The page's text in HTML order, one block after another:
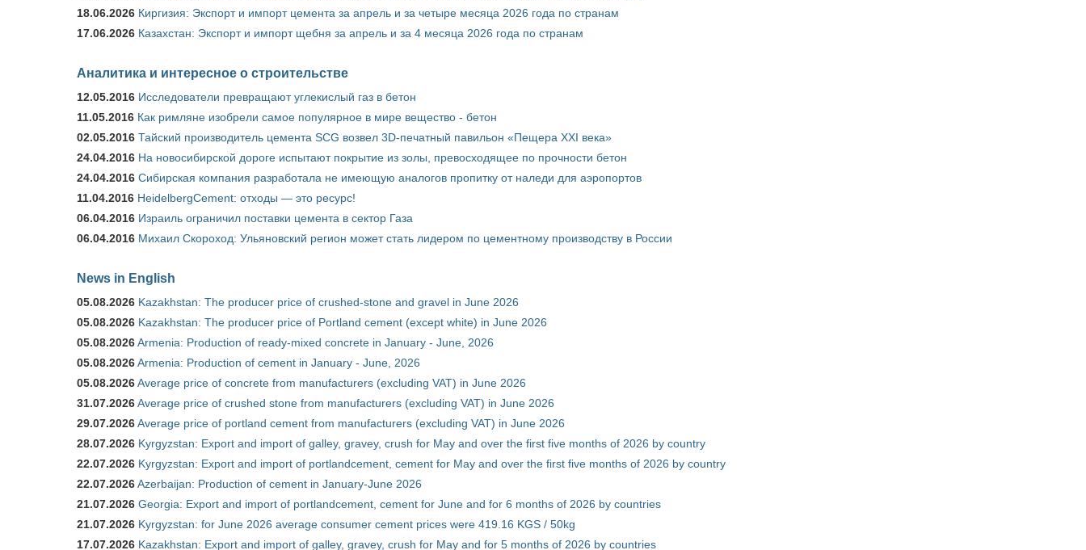
18.06.2026 Киргизия: Экспорт и импорт цемента за апрель и за четыре месяца 2026 года по странам
17.06.2026 Казахстан: Экспорт и импорт щебня за апрель и за 4 месяца 2026 года по странам
Аналитика и интересное о строительстве
12.05.2016 Исследователи превращают углекислый газ в бетон
11.05.2016 Как римляне изобрели самое популярное в мире вещество - бетон
02.05.2016 Тайский производитель цемента SCG возвел 3D-печатный павильон «Пещера XXI века»
24.04.2016 На новосибирской дороге испытают покрытие из золы, превосходящее по прочности бетон
24.04.2016 Сибирская компания разработала не имеющую аналогов пропитку от наледи для аэропортов
11.04.2016 HeidelbergCement: отходы — это ресурс!
06.04.2016 Израиль ограничил поставки цемента в сектор Газа
06.04.2016 Михаил Скороход: Ульяновский регион может стать лидером по цементному производству в России
News in English
05.08.2026 Kazakhstan: The producer price of crushed-stone and gravel in June 2026
05.08.2026 Kazakhstan: The producer price of Portland cement (except white) in June 2026
05.08.2026Armenia: Production of ready-mixed concrete in January - June, 2026
05.08.2026Armenia: Production of cement in January - June, 2026
05.08.2026Average price of concrete from manufacturers (excluding VAT) in June 2026
31.07.2026Average price of crushed stone from manufacturers (excluding VAT) in June 2026
29.07.2026Average price of portland cement from manufacturers (excluding VAT) in June 2026
28.07.2026 Kyrgyzstan: Export and import of galley, gravey, crush for May and over the first five months of 2026 by country
22.07.2026 Kyrgyzstan: Export and import of portlandcement, cement for May and over the first five months of 2026 by country
22.07.2026Azerbaijan: Production of cement in January-June 2026
21.07.2026 Georgia: Export and import of portlandcement, cement for June and for 6 months of 2026 by countries
21.07.2026 Kyrgyzstan: for June 2026 average consumer cement prices were 419.16 KGS / 50kg
17.07.2026 Kazakhstan: Export and import of galley, gravey, crush for May and for 5 months of 2026 by countries